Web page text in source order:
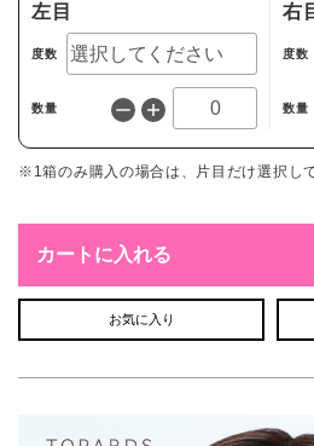
左目
度数
数量
右
度数
数量
※1箱のみ購入の場合は、片目だけ選択し
カートに入れる
お気に入り